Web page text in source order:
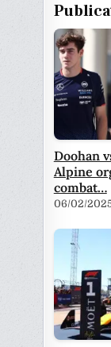
Doohan
Alpine
combat…
06/02/